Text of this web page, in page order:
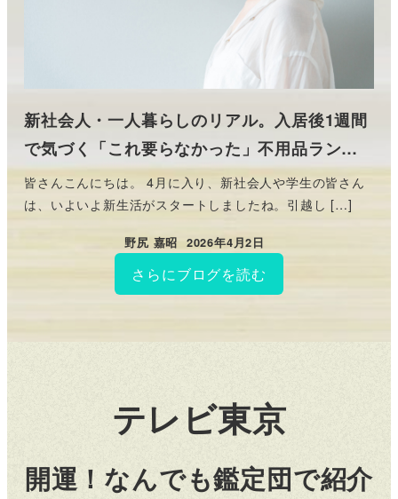
新社会人・一人暮らしのリアル。入居後1週間
で気づく「これ要らなかった」不用品ラン…
皆さんこんにちは。 4月に入り、新社会人や学生の皆さん
は、いよいよ新生活がスタートしましたね。引越し […]
野尻 嘉昭
投稿日
2026年4月2日
さらにブログを読む
テレビ東京
開運！なんでも鑑定団で紹介